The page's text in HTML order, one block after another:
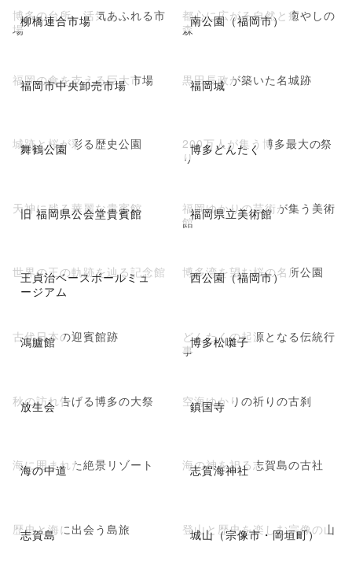
柳橋連合市場
博多の台所、活気あふれる市
場
南公園（福岡市）
都心に広がる自然と癒やしの
森
福岡市中央卸売市場
福岡の食を支える巨大市場 福岡城
黒田長政が築いた名城跡
舞鶴公園
城跡と桜が彩る歴史公園 博多どんたく
200万人が集う博多最大の祭
り
旧 福岡県公会堂貴賓館
天神に残る華麗な貴賓館 福岡県立美術館
福岡ゆかりの芸術が集う美術
館
王貞治ベースボールミュ
ージアム
世界の王の軌跡を辿る記念館 西公園（福岡市）
博多湾を望む桜の名所公園
鴻臚館
古代日本の迎賓館跡 博多松囃子
どんたくの起源となる伝統行
事
放生会
秋の訪れ告げる博多の大祭 鎮国寺
空海ゆかりの祈りの古刹
海の中道
海に囲まれた絶景リゾート 志賀海神社
海の神を祀る志賀島の古社
志賀島
歴史と海に出会う島旅 城山（宗像市・岡垣町）
登山と歴史を楽しむ宗像の山